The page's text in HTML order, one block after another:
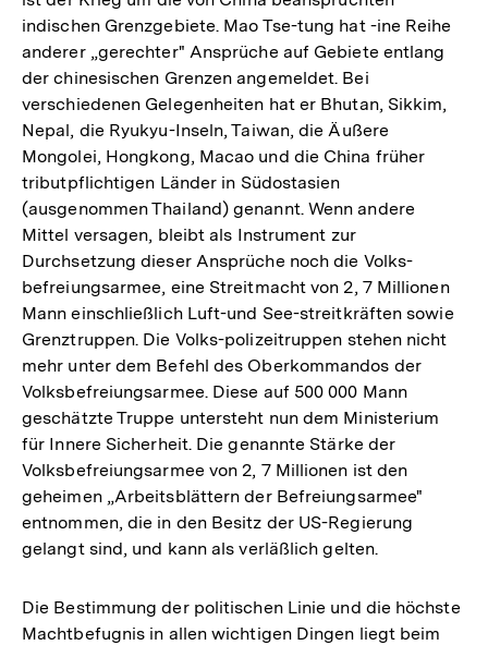
indischen Grenzgebiete. Mao Tse-tung hat -ine Reihe
anderer „gerechter" Ansprüche auf Gebiete entlang
der chinesischen Grenzen angemeldet. Bei
verschiedenen Gelegenheiten hat er Bhutan, Sikkim,
Nepal, die Ryukyu-Inseln, Taiwan, die Äußere
Mongolei, Hongkong, Macao und die China früher
tributpflichtigen Länder in Südostasien
(ausgenommen Thailand) genannt. Wenn andere
Mittel versagen, bleibt als Instrument zur
Durchsetzung dieser Ansprüche noch die Volks-
befreiungsarmee, eine Streitmacht von 2, 7 Millionen
Mann einschließlich Luft-und See-streitkräften sowie
Grenztruppen. Die Volks-polizeitruppen stehen nicht
mehr unter dem Befehl des Oberkommandos der
Volksbefreiungsarmee. Diese auf 500 000 Mann
geschätzte Truppe untersteht nun dem Ministerium
für Innere Sicherheit. Die genannte Stärke der
Volksbefreiungsarmee von 2, 7 Millionen ist den
geheimen „Arbeitsblättern der Befreiungsarmee"
entnommen, die in den Besitz der US-Regierung
gelangt sind, und kann als verläßlich gelten.
Die Bestimmung der politischen Linie und die höchste
Machtbefugnis in allen wichtigen Dingen liegt beim